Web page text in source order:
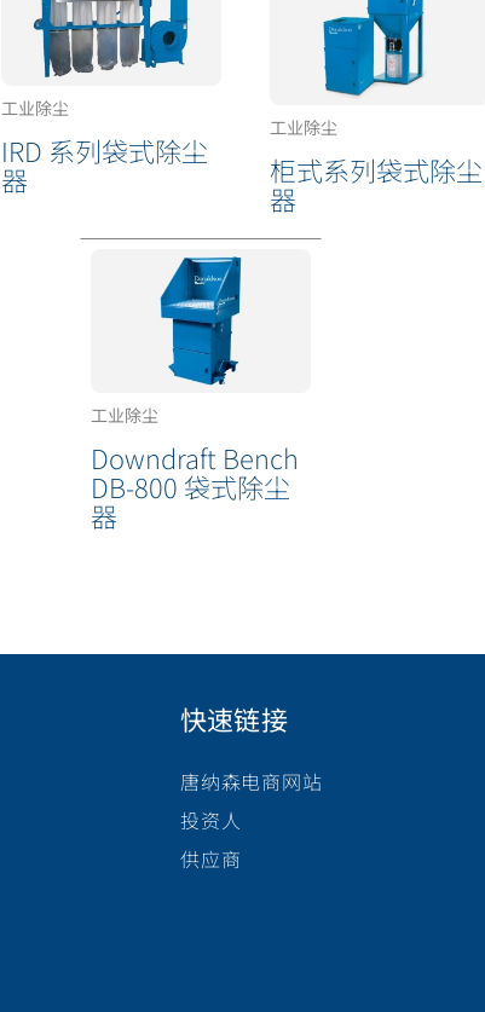
工业除尘
IRD 系列袋式除尘
器
工业除尘
柜式系列袋式除尘
器
工业除尘
Downdraft Bench
DB-800 袋式除尘
器
快速链接
唐纳森电商网站
投资人
供应商